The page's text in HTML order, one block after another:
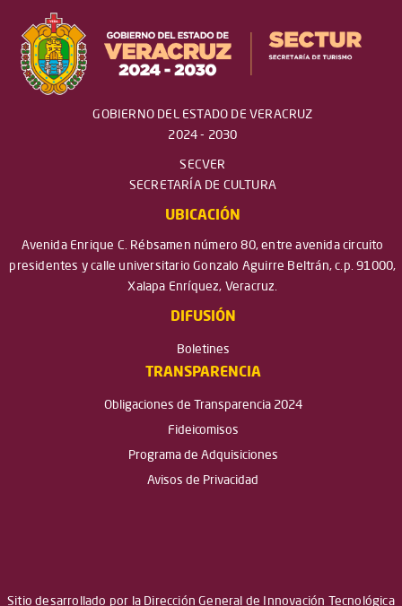
GOBIERNO DEL ESTADO DE VERACRUZ
2024 - 2030
SECVER
SECRETARÍA DE CULTURA
UBICACIÓN
Avenida Enrique C. Rébsamen número 80, entre avenida circuito
presidentes y calle universitario Gonzalo Aguirre Beltrán, c.p. 91000,
Xalapa Enríquez, Veracruz.
DIFUSIÓN
Boletines
TRANSPARENCIA
Obligaciones de Transparencia 2024
Fideicomisos
Programa de Adquisiciones
Avisos de Privacidad
Sitio desarrollado por la Dirección General de Innovación Tecnológica